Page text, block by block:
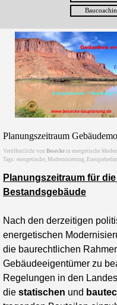
Planungszeitraum
Veröffentlicht von Besecke in energetische
Tags: energetische Modernisierung
Planungszeitraum für
Bestandsgebäude
Nach den derzeitigen
energetischen
die baurechtlichen
Gebäudeeigentümer zu
Regelungen in den
die statischen und